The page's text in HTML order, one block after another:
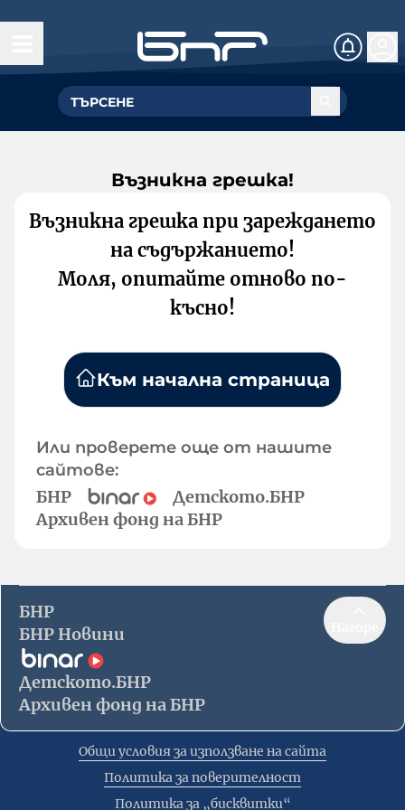
Възникна грешка!
Възникна грешка при зареждането
на съдържанието!
Моля, опитайте отново по-
късно!
Към начална страница
Или проверете още от нашите
сайтове:
БНР
Детското.БНР
Архивен фонд на БНР
БНР
БНР Новини
Детското.БНР
Архивен фонд на БНР
Общи условия за използване на сайта
Политика за поверителност
Политика за „бисквитки“